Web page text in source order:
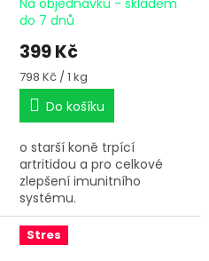
do 7 dnů
399 Kč
Měrná
cena:
798 Kč / 1 kg
Do košíku
o starší koně trpící
artritidou a pro celkové
zlepšení imunitního
systému.
Stres